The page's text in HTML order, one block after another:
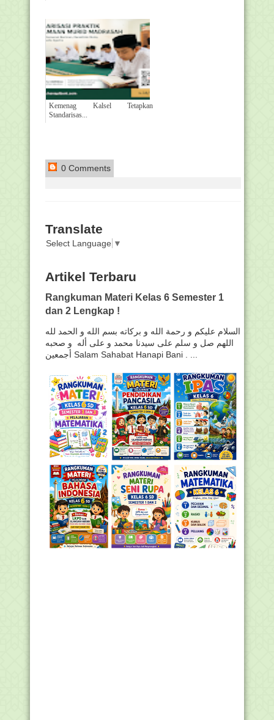
Kemenag Kalsel Tetapkan
Standarisas...
0 Comments
Translate
Select Language ▼
Artikel Terbaru
Rangkuman Materi Kelas 6 Semester 1
dan 2 Lengkap !
السلام عليكم و رحمة الله و بركاته بسم الله و الحمد لله
اللهم صل و سلم على سيدنا محمد و على أله و صحبه
أجمعين Salam Sahabat Hanapi Bani . ...